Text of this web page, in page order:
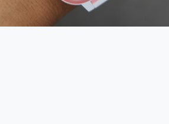
MagReact M5 10000mAh 5合1 磁
動儲能救車電源】 可靠的旅行夥伴
「MSI微星 Modern MD272UPSW 27
耳機 三個設備充電一起搞定
開放式耳掛耳機，無感配戴! 超穩超